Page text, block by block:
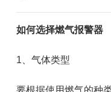
如何选择燃气报警器
1、气体类型
要根据使用燃气的种